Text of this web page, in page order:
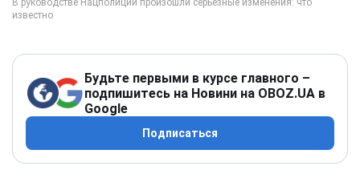
Будьте первыми в курсе главного –
подпишитесь на Новини на OBOZ.UA в
Google
Подписаться